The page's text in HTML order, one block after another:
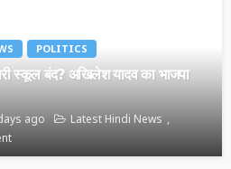
POLITICS
स्कूल बंद? अखिलेश यादव का भाजपा
ago
Latest Hindi News